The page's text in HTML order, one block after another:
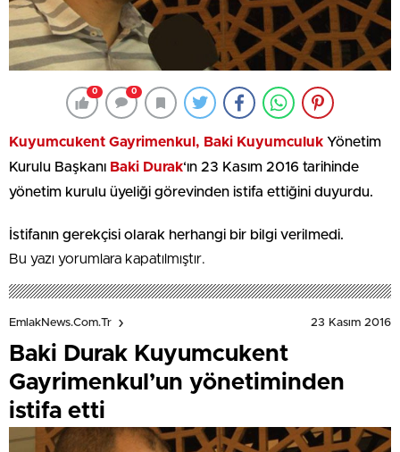
0 0
Kuyumcukent Gayrimenkul, Baki Kuyumculuk Yönetim
Kurulu Başkanı Baki Durak‘ın 23 Kasım 2016 tarihinde
yönetim kurulu üyeliği görevinden istifa ettiğini duyurdu.
İstifanın gerekçisi olarak herhangi bir bilgi verilmedi.
Bu yazı yorumlara kapatılmıştır.
EmlakNews.com.tr 23 Kasım 2016
Baki Durak Kuyumcukent
Gayrimenkul’un yönetiminden
istifa etti